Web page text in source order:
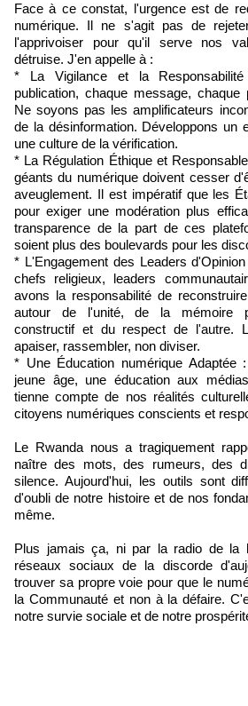
Face à ce constat, l'urgence est de
numérique. Il ne s'agit pas de
l'apprivoiser pour qu'il serve nos
détruise. J'en appelle à :
* La Vigilance et la
publication, chaque message,
Ne soyons pas les amplificateurs
de la désinformation. Développons un
une culture de la vérification.
* La Régulation Éthique et
géants du numérique doivent cesser
aveuglement. Il est impératif que les
pour exiger une modération plus
transparence de la part de ces
soient plus des boulevards pour les
* L'Engagement des Leaders
chefs religieux, leaders
avons la responsabilité de
autour de l'unité, de la mémoire
constructif et du respect de l'autre.
apaiser, rassembler, non diviser.
* Une Éducation numérique Adaptée
jeune âge, une éducation aux
tienne compte de nos réalités
citoyens numériques conscients et
Le Rwanda nous a tragiquement
naître des mots, des rumeurs, des
silence. Aujourd'hui, les outils sont
d'oubli de notre histoire et de nos
même.
Plus jamais ça, ni par la radio de la
réseaux sociaux de la discorde
trouver sa propre voie pour que le
la Communauté et non à la défaire.
notre survie sociale et de notre